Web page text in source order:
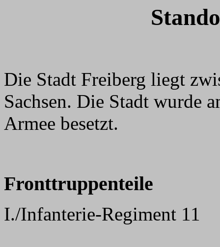
Die Stadt Freiberg liegt
Sachsen. Die Stadt wurde
Armee besetzt.
Fronttruppenteile
I./Infanterie-Regiment 11